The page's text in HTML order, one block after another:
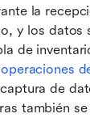
la
y los datos
de
de
también se